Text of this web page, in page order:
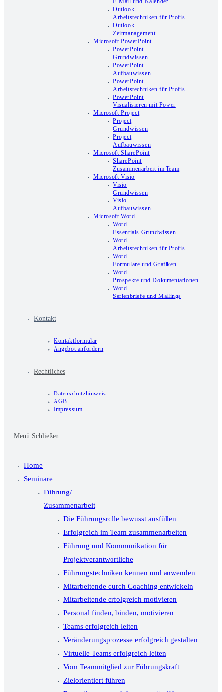
E-Mail und Kalender
Outlook
Arbeitstechniken für Profis
Outlook
Zeitmanagement
Microsoft PowerPoint
PowerPoint
Grundwissen
PowerPoint
Aufbauwissen
PowerPoint
Arbeitstechniken für Profis
PowerPoint
Visualisieren mit Power
Microsoft Project
Project
Grundwissen
Project
Aufbauwissen
Microsoft SharePoint
SharePoint
Zusammenarbeit im Team
Microsoft Visio
Visio
Grundwissen
Visio
Aufbauwissen
Microsoft Word
Word
Essentials Grundwissen
Word
Arbeitstechniken für Profis
Word
Formulare und Grafiken
Word
Prospekte und Dokumentationen
Word
Serienbriefe und Mailings
Kontakt
Kontaktformular
Angebot anfordern
Rechtliches
Datenschutzhinweis
AGB
Impressum
Menü Schließen
Home
Seminare
Führung/
Zusammenarbeit
Die Führungsrolle bewusst ausfüllen
Erfolgreich im Team zusammenarbeiten
Führung und Kommunikation für
Projektverantwortliche
Führungstechniken kennen und anwenden
Mitarbeitende durch Coaching entwickeln
Mitarbeitende erfolgreich motivieren
Personal finden, binden, motivieren
Teams erfolgreich leiten
Veränderungsprozesse erfolgreich gestalten
Virtuelle Teams erfolgreich leiten
Vom Teammitglied zur Führungskraft
Zielorientiert führen